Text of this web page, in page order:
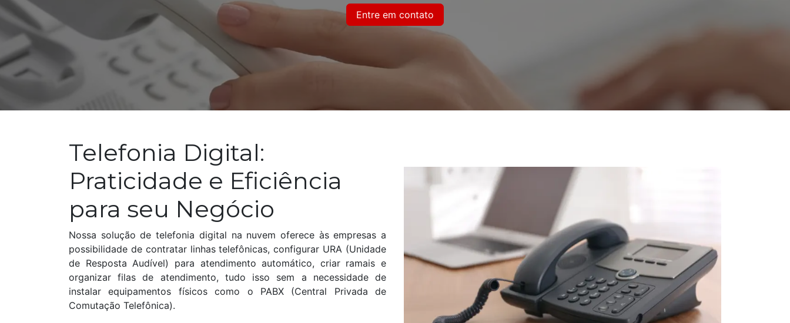
Entre em contato
Telefonia Digital:
Praticidade e Eficiência
para seu Negócio
Nossa solução de telefonia digital na nuvem oferece às empresas a
possibilidade de contratar linhas telefônicas, configurar URA (Unidade
de Resposta Audível) para atendimento automático, criar ramais e
organizar filas de atendimento, tudo isso sem a necessidade de
instalar equipamentos físicos como o PABX (Central Privada de
Comutação Telefônica).